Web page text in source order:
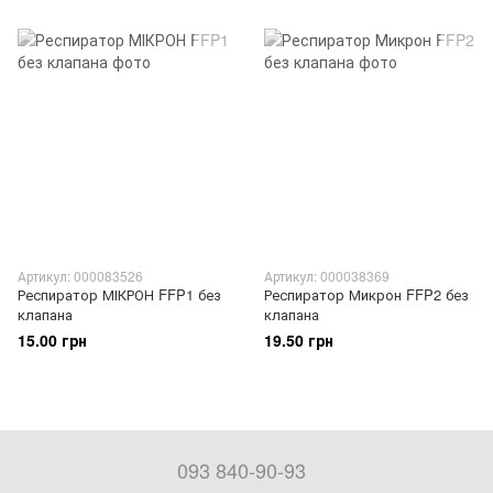
Артикул: 000083526
Респиратор МІКРОН FFP1 без
клапана
15.00 грн
Артикул: 000038369
Респиратор Микрон FFP2 без
клапана
19.50 грн
093 840-90-93